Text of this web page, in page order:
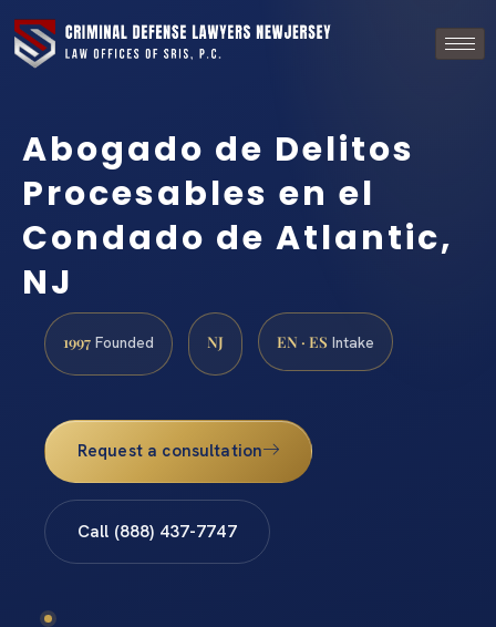
Abogado de Delitos
Procesables en el
Condado de Atlantic,
NJ
1997 Founded NJ EN · ES Intake
Request a consultation
Call (888) 437-7747